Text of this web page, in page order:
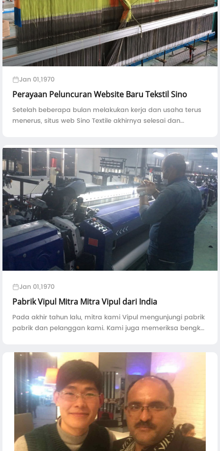
Jan 01,1970
Perayaan Peluncuran Website Baru Tekstil Sino
Setelah beberapa bulan melakukan kerja dan usaha terus
menerus, situs web Sino Textile akhirnya selesai dan
Jan 01,1970
Pabrik Vipul Mitra Mitra Vipul dari India
Pada akhir tahun lalu, mitra kami Vipul mengunjungi pabrik
pabrik dan pelanggan kami. Kami juga memeriksa bengkel